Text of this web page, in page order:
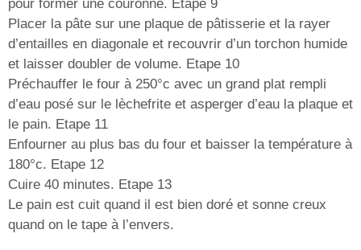
pour former une couronne. Etape 9
Placer la pâte sur une plaque de pâtisserie et la rayer
d’entailles en diagonale et recouvrir d’un torchon humide
et laisser doubler de volume. Etape 10
Préchauffer le four à 250°c avec un grand plat rempli
d’eau posé sur le lèchefrite et asperger d’eau la plaque et
le pain. Etape 11
Enfourner au plus bas du four et baisser la température à
180°c. Etape 12
Cuire 40 minutes. Etape 13
Le pain est cuit quand il est bien doré et sonne creux
quand on le tape à l’envers.